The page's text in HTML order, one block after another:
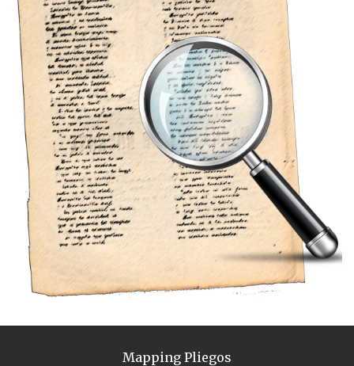
Mapping Pliegos